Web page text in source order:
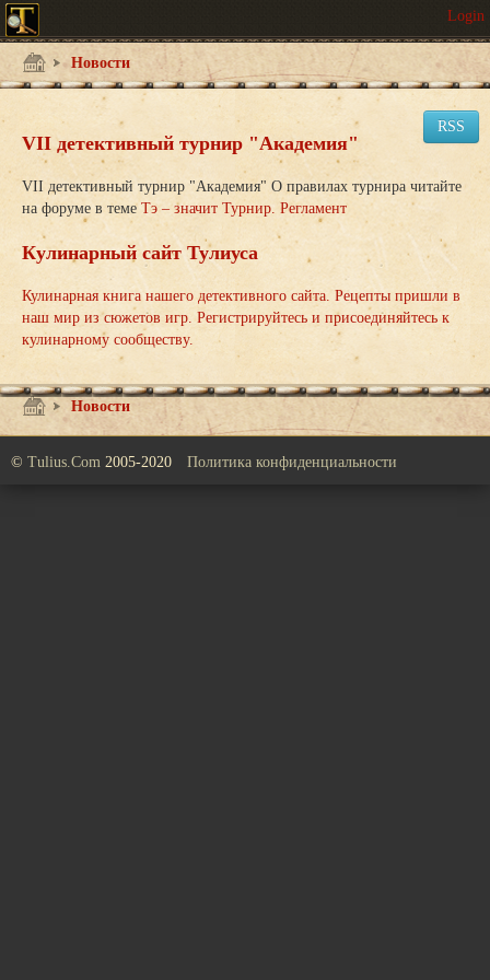
Новости
RSS
VII детективный турнир "Академия"
VII детективный турнир "Академия" О правилах турнира читайте
на форуме в теме Тэ – значит Турнир. Регламент
Кулинарный сайт Тулиуса
Кулинарная книга нашего детективного сайта. Рецепты пришли в
наш мир из сюжетов игр. Регистрируйтесь и присоединяйтесь к
кулинарному сообществу.
Новости
© Tulius.Com 2005-2020 Политика конфиденциальности